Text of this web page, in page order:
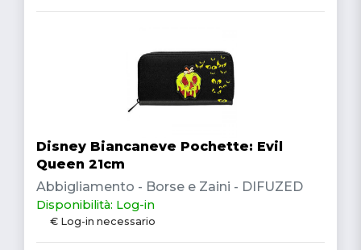
Disney Biancaneve Pochette: Evil
Queen 21cm
Abbigliamento - Borse e Zaini - DIFUZED
Disponibilità: Log-in
€ Log-in necessario